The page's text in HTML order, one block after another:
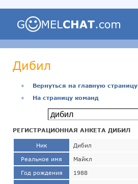
Дибил
●
Вернуться на главную страницу
●
На страницу команд
РЕГИСТРАЦИОННАЯ АНКЕТА ДИБИЛ
Ник Дибил
Реальное имя Майкл
Год рождения 1988